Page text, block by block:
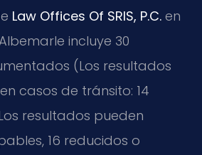
Law Offices Of SRIS, P.C. en
incluye 30
(Los resultados
casos de tránsito: 14
resultados pueden
16 reducidos o